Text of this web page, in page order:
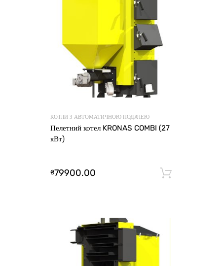
КОТЛИ З АВТОМАТИЧНОЮ ПОДАЧЕЮ
Пелетний котел KRONAS COMBI (27
кВт)
₴79900.00